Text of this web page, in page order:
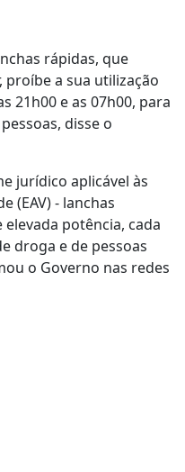
rápidas, que
a sua utilização
21h00 e as 07h00, para
disse o
jurídico aplicável às
(EAV) - lanchas
potência, cada
droga e de pessoas
o Governo nas redes